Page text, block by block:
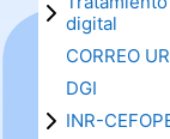
digital
CORREO
DGI
INR-